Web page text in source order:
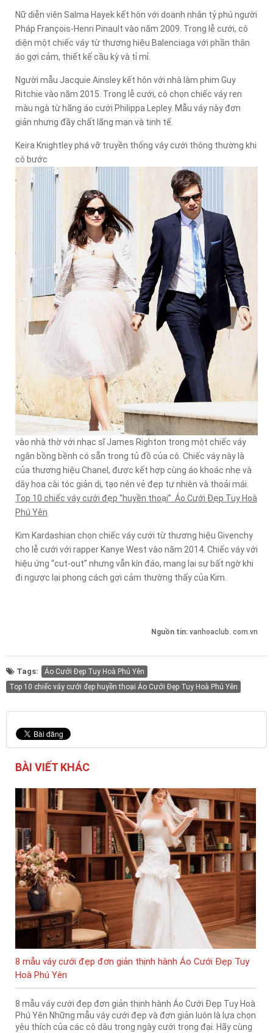
Nữ diễn viên Salma Hayek kết hôn với doanh nhân tỷ phú người
Pháp François-Henri Pinault vào năm 2009. Trong lễ cưới, cô
diện một chiếc váy từ thương hiệu Balenciaga với phần thân
áo gợi cảm, thiết kế cầu kỳ và tỉ mỉ.
Người mẫu Jacquie Ainsley kết hôn với nhà làm phim Guy
Ritchie vào năm 2015. Trong lễ cưới, cô chọn chiếc váy ren
màu ngà từ hãng áo cưới Philippa Lepley. Mẫu váy này đơn
giản nhưng đầy chất lãng mạn và tinh tế.
Keira Knightley phá vỡ truyền thống váy cưới thông thường khi
cô bước
vào nhà thờ với nhạc sĩ James Righton trong một chiếc váy
ngắn bồng bềnh có sẵn trong tủ đồ của cô. Chiếc váy này là
của thương hiệu Chanel, được kết hợp cùng áo khoác nhẹ và
dây hoa cài tóc giản dị, tạo nên vẻ đẹp tự nhiên và thoải mái.
Top 10 chiếc váy cưới đẹp “huyền thoại” Áo Cưới Đẹp Tuy Hoà
Phú Yên
Kim Kardashian chọn chiếc váy cưới từ thương hiệu Givenchy
cho lễ cưới với rapper Kanye West vào năm 2014. Chiếc váy với
hiệu ứng “cut-out” nhưng vẫn kín đáo, mang lại sự bất ngờ khi
đi ngược lại phong cách gợi cảm thường thấy của Kim.
Nguồn tin: vanhoaclub. com.vn
Tags:
Áo Cưới Đẹp Tuy Hoà Phú Yên
Top 10 chiếc váy cưới đẹp huyền thoại Áo Cưới Đẹp Tuy Hoà Phú Yên
BÀI VIẾT KHÁC
8 mẫu váy cưới đẹp đơn giản thịnh hành Áo Cưới Đẹp Tuy
Hoà Phú Yên
8 mẫu váy cưới đẹp đơn giản thịnh hành Áo Cưới Đẹp Tuy Hoà
Phú Yên Những mẫu váy cưới đẹp và đơn giản luôn là lựa chọn
yêu thích của các cô dâu trong ngày cưới trọng đại. Hãy cùng